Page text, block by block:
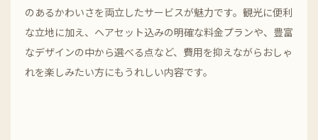
のあるかわいさを両立したサービスが魅力です。観光に便利
な立地に加え、ヘアセット込みの明確な料金プランや、豊富
なデザインの中から選べる点など、費用を抑えながらおしゃ
れを楽しみたい方にもうれしい内容です。